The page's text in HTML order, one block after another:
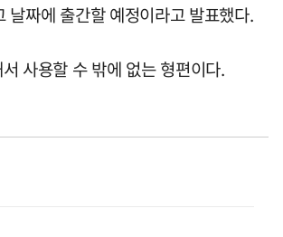
짜에 출간할 예정이라고 발표했다.
사용할 수 밖에 없는 형편이다.